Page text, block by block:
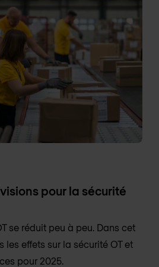
pour la sécurité
se réduit peu à peu. Dans cet
les effets sur la sécurité OT et
pour 2025.